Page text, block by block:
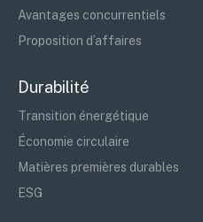
Avantages concurrentiels
Proposition d’affaires
Durabilité
Transition énergétique
Économie circulaire
Matières premières durables
ESG